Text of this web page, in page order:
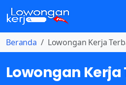
Beranda Lowongan Kerja
Lowongan